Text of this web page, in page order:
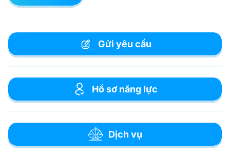
Gửi yêu cầu
Hồ sơ năng lực
Dịch vụ